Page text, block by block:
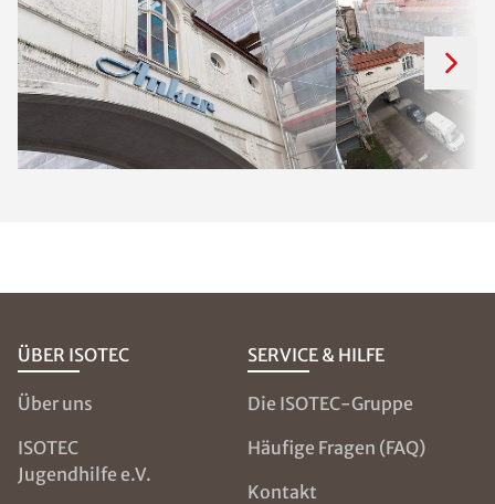
ÜBER ISOTEC
Über uns
ISOTEC
Jugendhilfe e.V.
SERVICE & HILFE
Die ISOTEC-Gruppe
Häufige Fragen (FAQ)
Kontakt